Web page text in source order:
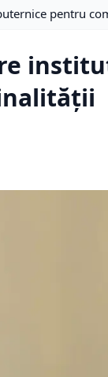
pentru